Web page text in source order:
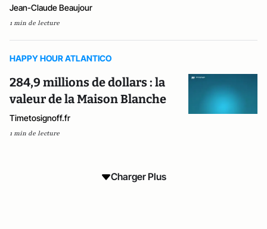
Jean-Claude Beaujour
1 min de lecture
HAPPY HOUR ATLANTICO
284,9 millions de dollars : la
valeur de la Maison Blanche
Timetosignoff.fr
1 min de lecture
Charger Plus